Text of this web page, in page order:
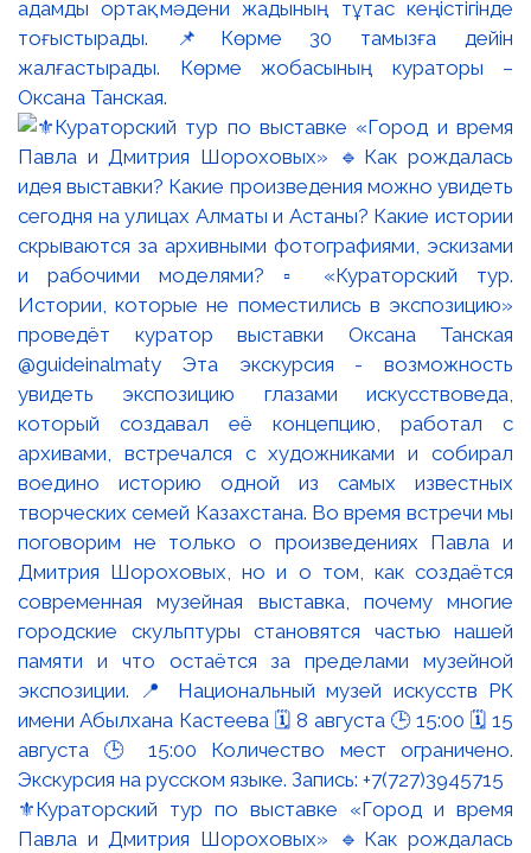
адамды ортақ мәдени жадының тұтас кеңістігінде
тоғыстырады. 📌Көрме 30 тамызға дейін
жалғастырады. Көрме жобасының кураторы –
Оксана Танская.
⚜️Кураторский тур по выставке «Город и время
Павла и Дмитрия Шороховых» 🔹Как рождалась